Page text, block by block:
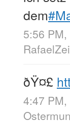
dem
5:56
ðŸ¤£
4:47